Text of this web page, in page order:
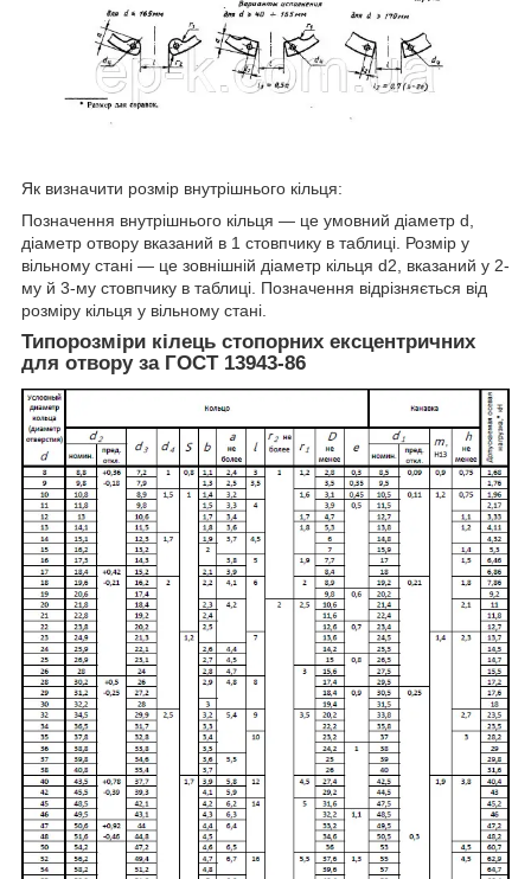
Як визначити розмір внутрішнього кільця:
Позначення внутрішнього кільця — це умовний діаметр d,
діаметр отвору вказаний в 1 стовпчику в таблиці. Розмір у
вільному стані — це зовнішній діаметр кільця d2, вказаний у 2-
му й 3-му стовпчику в таблиці. Позначення відрізняється від
розміру кільця у вільному стані.
Типорозміри кілець стопорних ексцентричних
для отвору за ГОСТ 13943-86